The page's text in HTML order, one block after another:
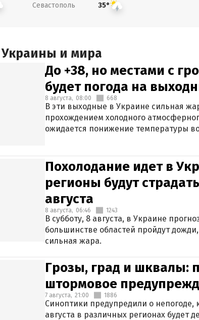
Севастополь 35°
и мира
До +38, но местами с
будет погода на
8 августа, 08:00 668
В эти выходные в Украине сильная
прохождением холодного
ожидается понижение температуры
Похолодание идет в
регионы будут
августа
8 августа, 06:46 1243
В субботу, 8 августа, в Украине
большинстве областей пройдут
сильная жара.
Грозы, град и шквалы:
штормовое
7 августа, 21:00 1886
Синоптики предупредили о непогоде,
августа в различных регионах будет